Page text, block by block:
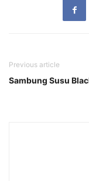
Previous article
Sambung Susu